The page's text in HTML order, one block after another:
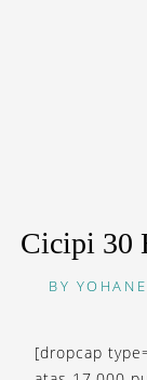
Cicipi 30
BY
[dropcap